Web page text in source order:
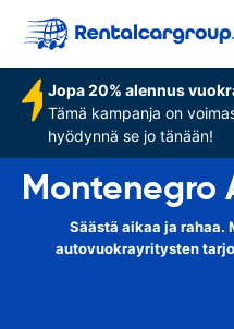
Jopa 20% alennus
Tämä kampanja on
hyödynnä se jo tänään!
Montenegro
Säästä aikaa ja rahaa.
autovuokrayritysten